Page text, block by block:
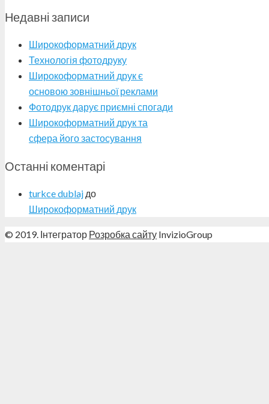
Недавні записи
Широкоформатний друк
Технологія фотодруку
Широкоформатний друк є
основою зовнішньої реклами
Фотодрук дарує приємні спогади
Широкоформатний друк та
сфера його застосування
Останні коментарі
turkce dublaj до
Широкоформатний друк
© 2019. Інтегратор Розробка сайту InvizioGroup